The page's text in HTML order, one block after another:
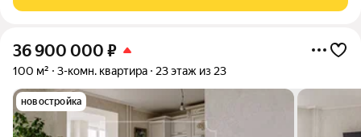
36 900 000 ₽
100 м² 3-комн. квартира 23 этаж из 23
новостройка